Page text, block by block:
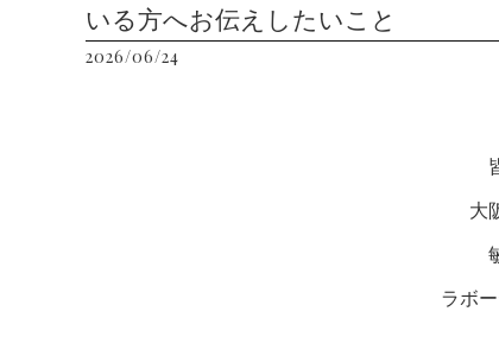
いる方へお伝えしたいこと
2026/06/24
大
ラボ